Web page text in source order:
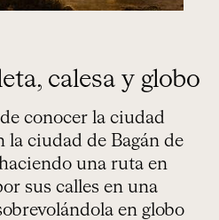
calesa y globo
conocer la ciudad
la ciudad de Bagán de
una ruta en
sus calles en una
en globo